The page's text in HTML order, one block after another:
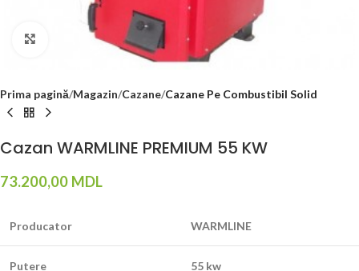
Click to enlarge
Prima pagină Magazin Cazane Cazane Pe Combustibil Solid
Cazan WARMLINE PREMIUM 55 KW
73.200,00 MDL
Producator WARMLINE
Putere 55 kw